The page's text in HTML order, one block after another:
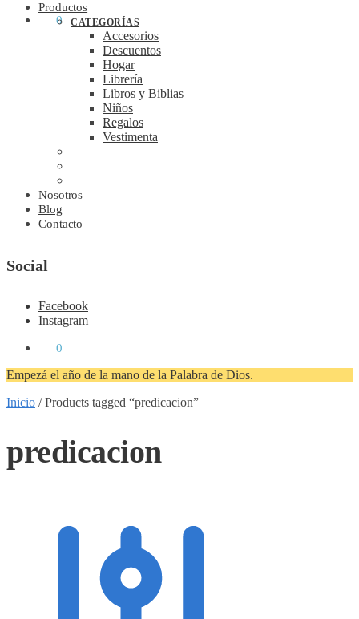
0
Productos
CATEGORÍAS
Accesorios
Descuentos
Hogar
Librería
Libros y Biblias
Niños
Regalos
Vestimenta
Nosotros
Blog
Contacto
Social
Facebook
Instagram
0
Empezá el año de la mano de la Palabra de Dios.
Inicio /Products tagged “predicacion”
predicacion